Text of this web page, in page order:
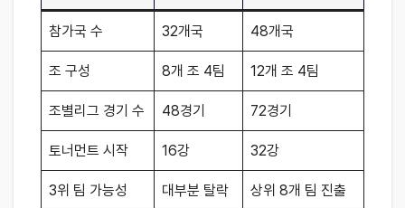
참가국 수 32개국 48개국
조 구성 8개 조 4팀 12개 조 4팀
조별리그 경기 수 48경기 72경기
토너먼트 시작 16강 32강
3위 팀 가능성 대부분 탈락 상위 8개 팀 진출